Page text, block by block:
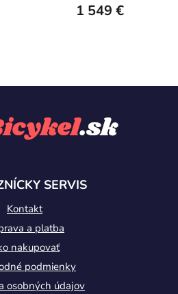
1 549 €
SERVIS
Kontakt
a platba
nakupovať
podmienky
osobných údajov